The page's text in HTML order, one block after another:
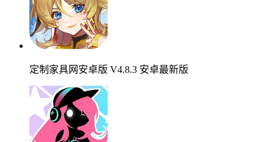
定制家具网安卓版 V4.8.3 安卓最新版